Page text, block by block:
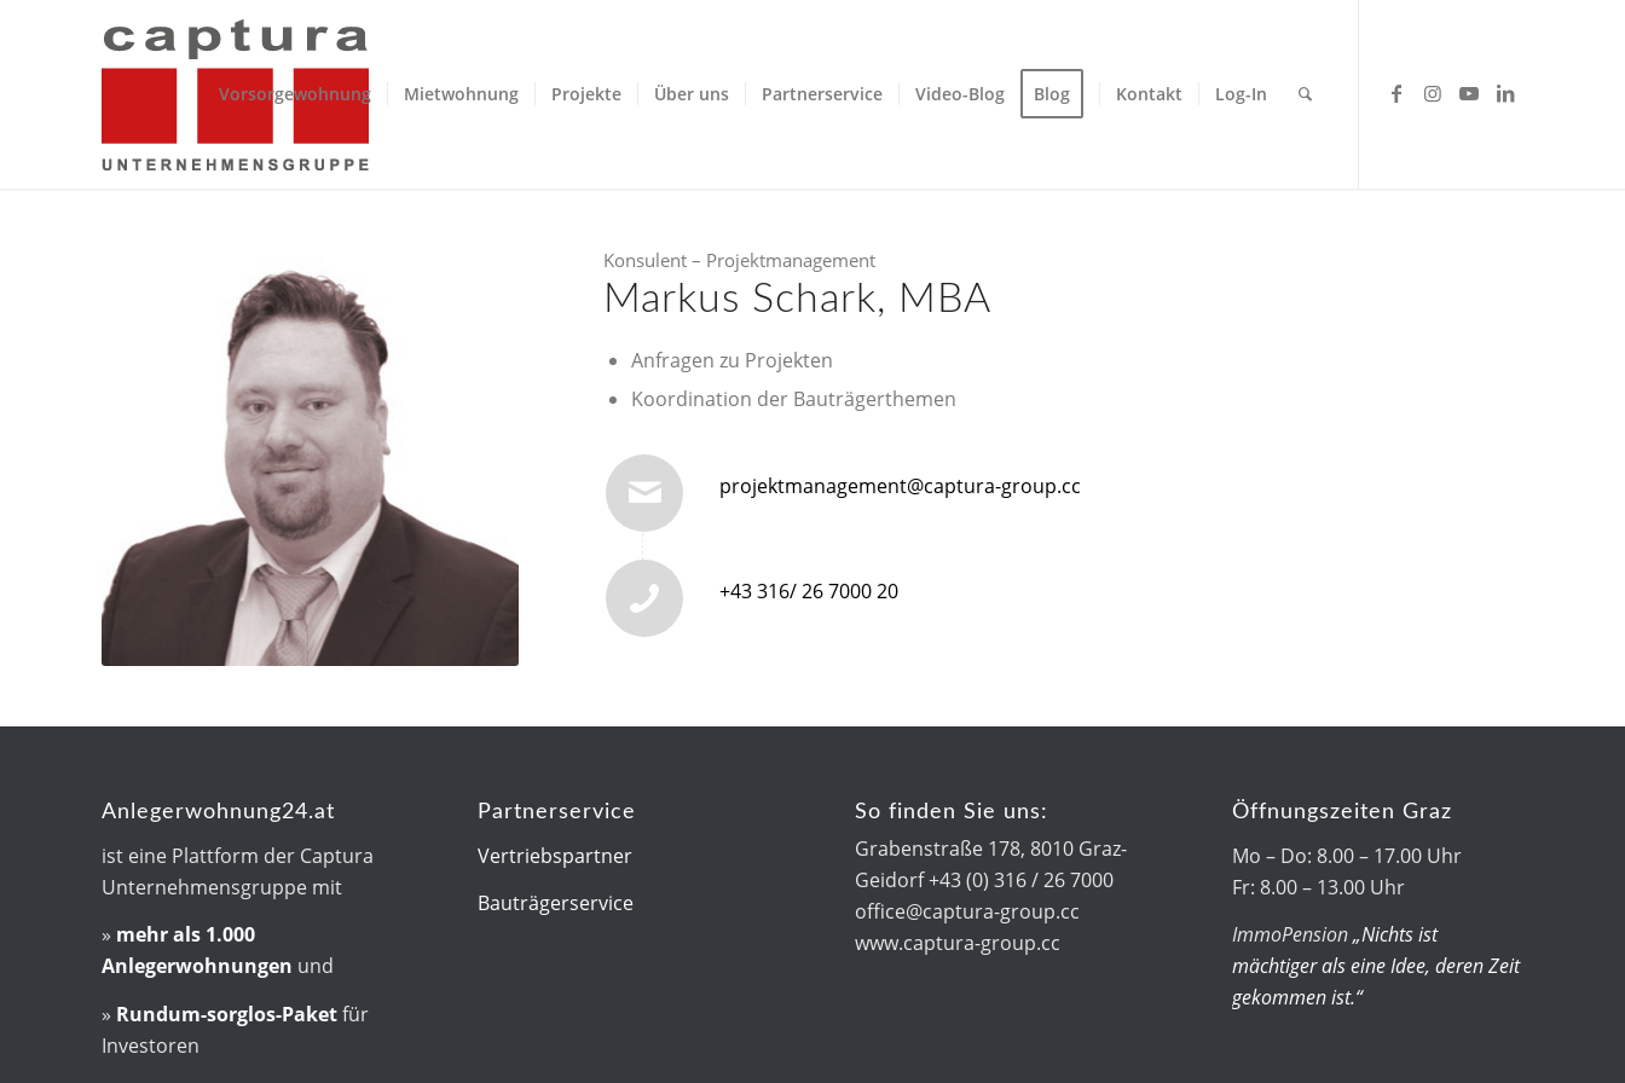
Vorsorgewohnung Mietwohnung Projekte Über uns Partnerservice Video-Blog Blog Kontakt Log-In
Konsulent – Projektmanagement
Markus Schark, MBA
Anfragen zu Projekten
Koordination der Bauträgerthemen
projektmanagement@captura-group.cc
+43 316/ 26 7000 20
Anlegerwohnung24.at
ist eine Plattform der Captura
Unternehmensgruppe mit
» mehr als 1.000
Anlegerwohnungen und
» Rundum-sorglos-Paketfür
Investoren
Partnerservice
Vertriebspartner
Bauträgerservice
So finden Sie uns:
Grabenstraße 178, 8010 Graz-
Geidorf +43 (0) 316 / 26 7000
office@captura-group.cc
www.captura-group.cc
Öffnungszeiten Graz
Mo – Do: 8.00 – 17.00 Uhr
Fr: 8.00 – 13.00 Uhr
ImmoPension„Nichts ist
mächtiger als eine Idee, deren Zeit
gekommen ist.“